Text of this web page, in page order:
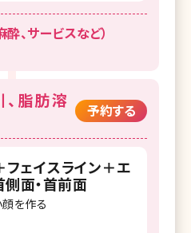
、サービスなど）
脂肪溶
予約する
ェイスライン＋エ
面・首前面
を作る